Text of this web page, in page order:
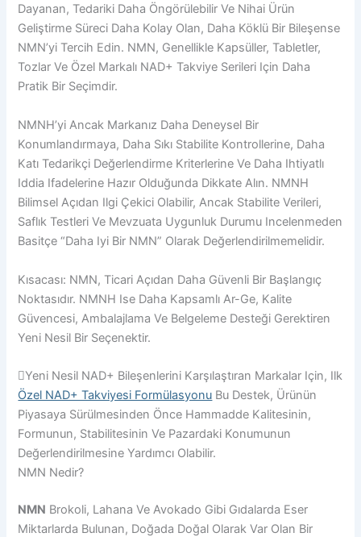
Dayanan, Tedariki Daha Öngörülebilir Ve Nihai Ürün
Geliştirme Süreci Daha Kolay Olan, Daha Köklü Bir Bileşense
NMN’yi Tercih Edin. NMN, Genellikle Kapsüller, Tabletler,
Tozlar Ve Özel Markalı NAD+ Takviye Serileri Için Daha
Pratik Bir Seçimdir.
NMNH’yi Ancak Markanız Daha Deneysel Bir
Konumlandırmaya, Daha Sıkı Stabilite Kontrollerine, Daha
Katı Tedarikçi Değerlendirme Kriterlerine Ve Daha Ihtiyatlı
Iddia Ifadelerine Hazır Olduğunda Dikkate Alın. NMNH
Bilimsel Açıdan Ilgi Çekici Olabilir, Ancak Stabilite Verileri,
Saflık Testleri Ve Mevzuata Uygunluk Durumu Incelenmeden
Basitçe “daha Iyi Bir NMN” Olarak Değerlendirilmemelidir.
Kısacası: NMN, Ticari Açıdan Daha Güvenli Bir Başlangıç
Noktasıdır. NMNH Ise Daha Kapsamlı Ar-Ge, Kalite
Güvencesi, Ambalajlama Ve Belgeleme Desteği Gerektiren
Yeni Nesil Bir Seçenektir.
Yeni Nesil NAD+ Bileşenlerini Karşılaştıran Markalar Için, Ilk
Özel NAD+ Takviyesi Formülasyonu Bu Destek, Ürünün
Piyasaya Sürülmesinden Önce Hammadde Kalitesinin,
Formunun, Stabilitesinin Ve Pazardaki Konumunun
Değerlendirilmesine Yardımcı Olabilir.
NMN Nedir?
NMN Brokoli, Lahana Ve Avokado Gibi Gıdalarda Eser
Miktarlarda Bulunan, Doğada Doğal Olarak Var Olan Bir